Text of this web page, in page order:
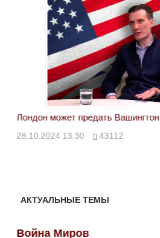
Лондон может предать Вашингтон
28.10.2024 13:30 43112
АКТУАЛЬНЫЕ ТЕМЫ
Война Миров